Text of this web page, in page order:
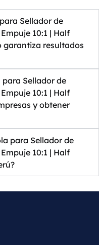
Sellador de
10:1 | Half
garantiza resultados
para Sellador de
10:1 | Half
y obtener
para Sellador de
10:1 | Half